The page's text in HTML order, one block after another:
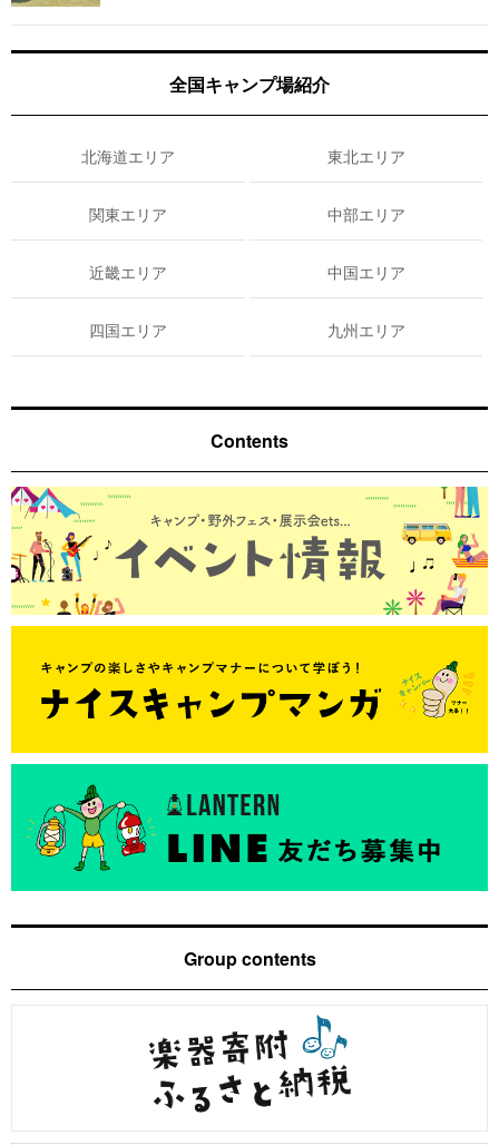
全国キャンプ場紹介
北海道エリア 東北エリア
関東エリア 中部エリア
近畿エリア 中国エリア
四国エリア 九州エリア
Contents
Group contents